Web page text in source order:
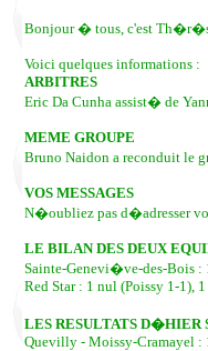
Bonjour � tous, c'est
Voici quelques informations :
ARBITRES
Eric Da Cunha assist� de
MEME GROUPE
Bruno Naidon a reconduit le
VOS MESSAGES
N�oubliez pas d�adresser
LE BILAN DES DEUX
Sainte-Genevi�ve-des-Bois
Red Star : 1 nul (Poissy 1-1),
LES RESULTATS D�HIER
Quevilly - Moissy-Cramayel :